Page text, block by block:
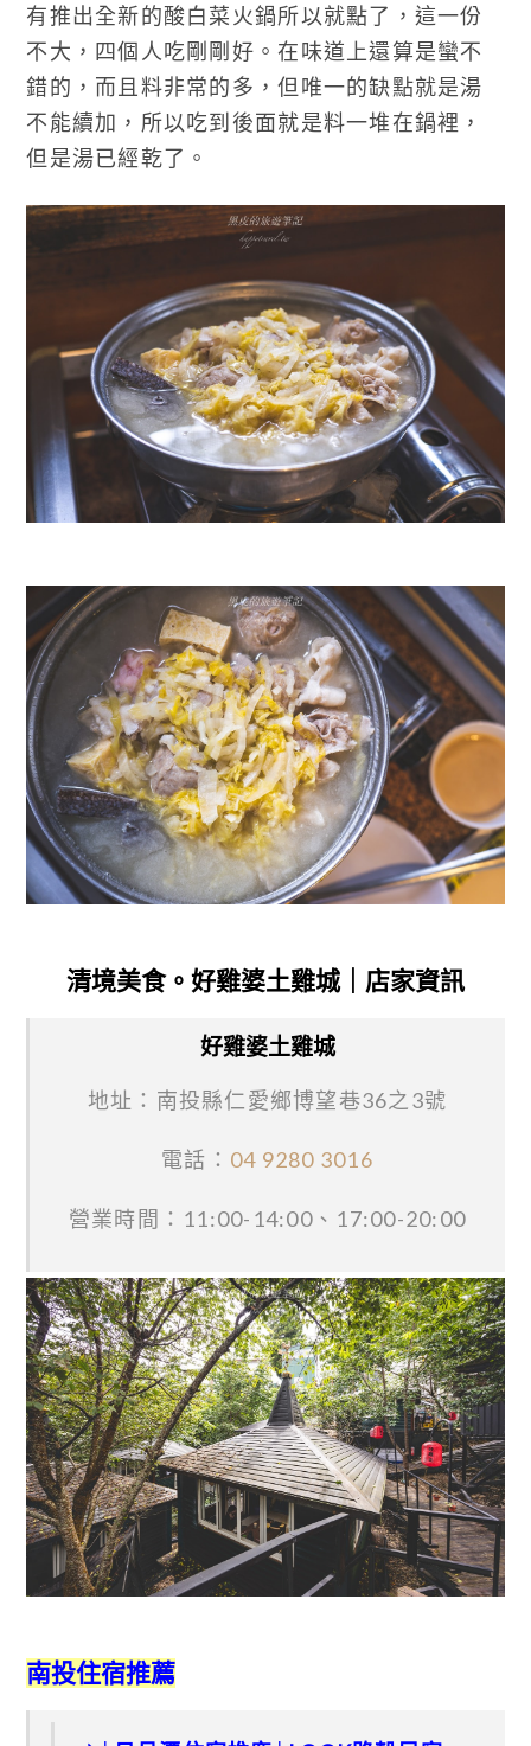
有推出全新的酸白菜火鍋所以就點了，這一份
不大，四個人吃剛剛好。在味道上還算是蠻不
錯的，而且料非常的多，但唯一的缺點就是湯
不能續加，所以吃到後面就是料一堆在鍋裡，
但是湯已經乾了。
清境美食。好雞婆土雞城｜店家資訊
好雞婆土雞城
地址：南投縣仁愛鄉博望巷36之3號
電話： 04 9280 3016
營業時間：11:00-14:00、17:00-20:00
南投住宿推薦